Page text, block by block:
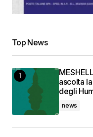
Top News
ascolta
degli
news